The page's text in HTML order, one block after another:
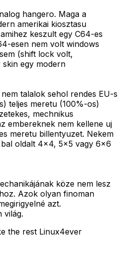
hangero. Maga a
amerikai kiosztasu
keszult egy C64-es
esen nem volt windows
(shift lock volt,
skin egy modern
talalok sehol rendes EU-s
teljes meretu (100%-os)
mechnikus
embereknek nem kellene uj
meretu billentyuzet. Nekem
oldalt 4x4, 5x5 vagy 6x6
köze nem lesz
Azok olyan finoman
azt.
világ.
the rest Linux4ever